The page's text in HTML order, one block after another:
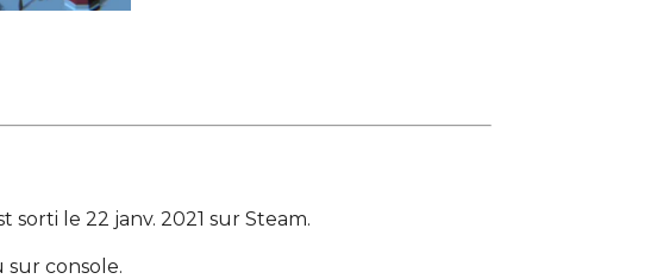
le 22 janv. 2021 sur Steam.
sur console.